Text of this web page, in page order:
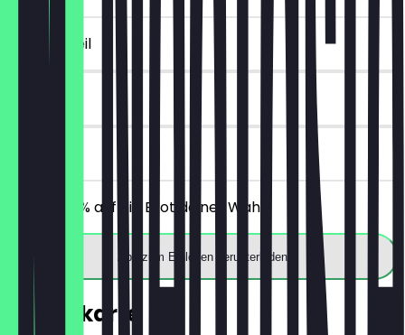
~2 € Vorteil
Erhalte 30% auf ein Brot deiner Wahl.
App zum Einlösen herunterladen
Speisekarte